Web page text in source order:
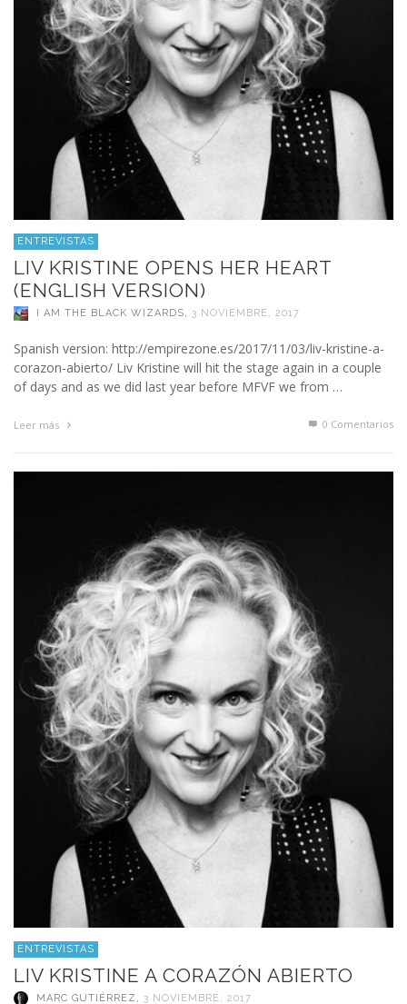
ENTREVISTAS
LIV KRISTINE OPENS HER HEART
(ENGLISH VERSION)
I AM THE BLACK WIZARDS, 3 NOVIEMBRE, 2017
Spanish version: http://empirezone.es/2017/11/03/liv-kristine-a-
corazon-abierto/ Liv Kristine will hit the stage again in a couple
of days and as we did last year before MFVF we from …
Leer más 0 Comentarios
ENTREVISTAS
LIV KRISTINE A CORAZÓN ABIERTO
MARC GUTIÉRREZ , 3 NOVIEMBRE, 2017